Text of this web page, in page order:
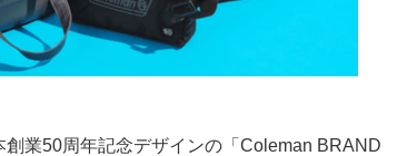
業50周年記念デザインの「Coleman BRAND